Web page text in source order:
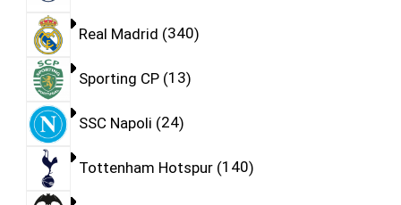
Real Madrid 340
Sporting CP 13
SSC Napoli 24
Tottenham Hotspur 140